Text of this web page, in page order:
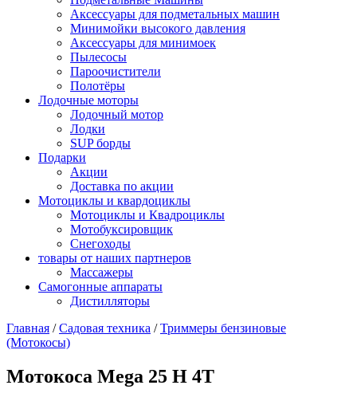
Аксессуары для подметальных машин
Минимойки высокого давления
Аксессуары для минимоек
Пылесосы
Пароочистители
Полотёры
Лодочные моторы
Лодочный мотор
Лодки
SUP борды
Подарки
Акции
Доставка по акции
Мотоциклы и квардоциклы
Мотоциклы и Квадроциклы
Мотобуксировщик
Снегоходы
товары от наших партнеров
Массажеры
Самогонные аппараты
Дистилляторы
Главная /Садовая техника /Триммеры бензиновые
(Мотокосы)
Мотокоса Mega 25 H 4T